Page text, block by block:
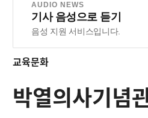
AUDIO NEWS
기사 음성으로 듣기
음성 지원 서비스입니다.
교육문화
박열의사기념